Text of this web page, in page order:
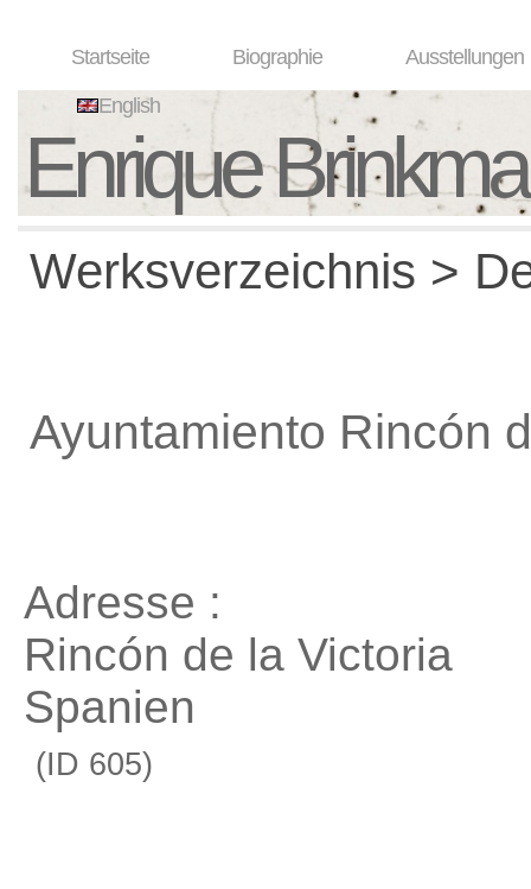
Startseite Biographie Ausstellungen
English
Enrique
Werksverzeichnis >
Ayuntamiento Rincón
Adresse :
Rincón de la Victoria
Spanien
(ID 605)